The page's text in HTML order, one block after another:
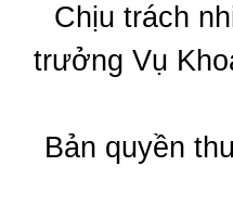
Chịu trách
trưởng Vụ
Bản quyền